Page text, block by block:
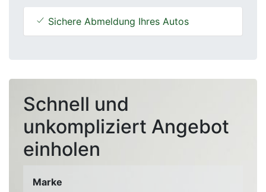
Sichere Abmeldung Ihres Autos
Schnell und
unkompliziert Angebot
einholen
Marke